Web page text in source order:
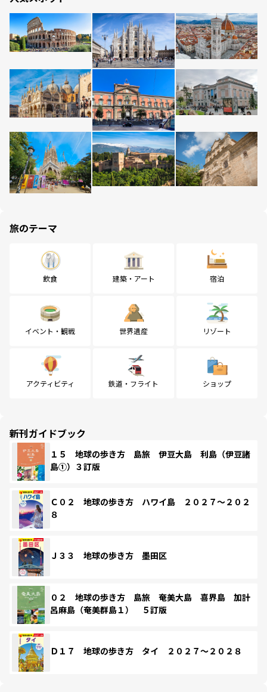
旅のテーマ
飲食 建築・アート 宿泊
イベント・観戦 世界遺産 リゾート
アクティビティ 鉄道・フライト ショップ
新刊ガイドブック
１５ 地球の歩き方 島旅 伊豆大島 利島（伊豆諸
島①）３訂版
Ｃ０２ 地球の歩き方 ハワイ島 ２０２７～２０２
８
Ｊ３３ 地球の歩き方 墨田区
０２ 地球の歩き方 島旅 奄美大島 喜界島 加計
呂麻島（奄美群島１） ５訂版
Ｄ１７ 地球の歩き方 タイ ２０２７～２０２８